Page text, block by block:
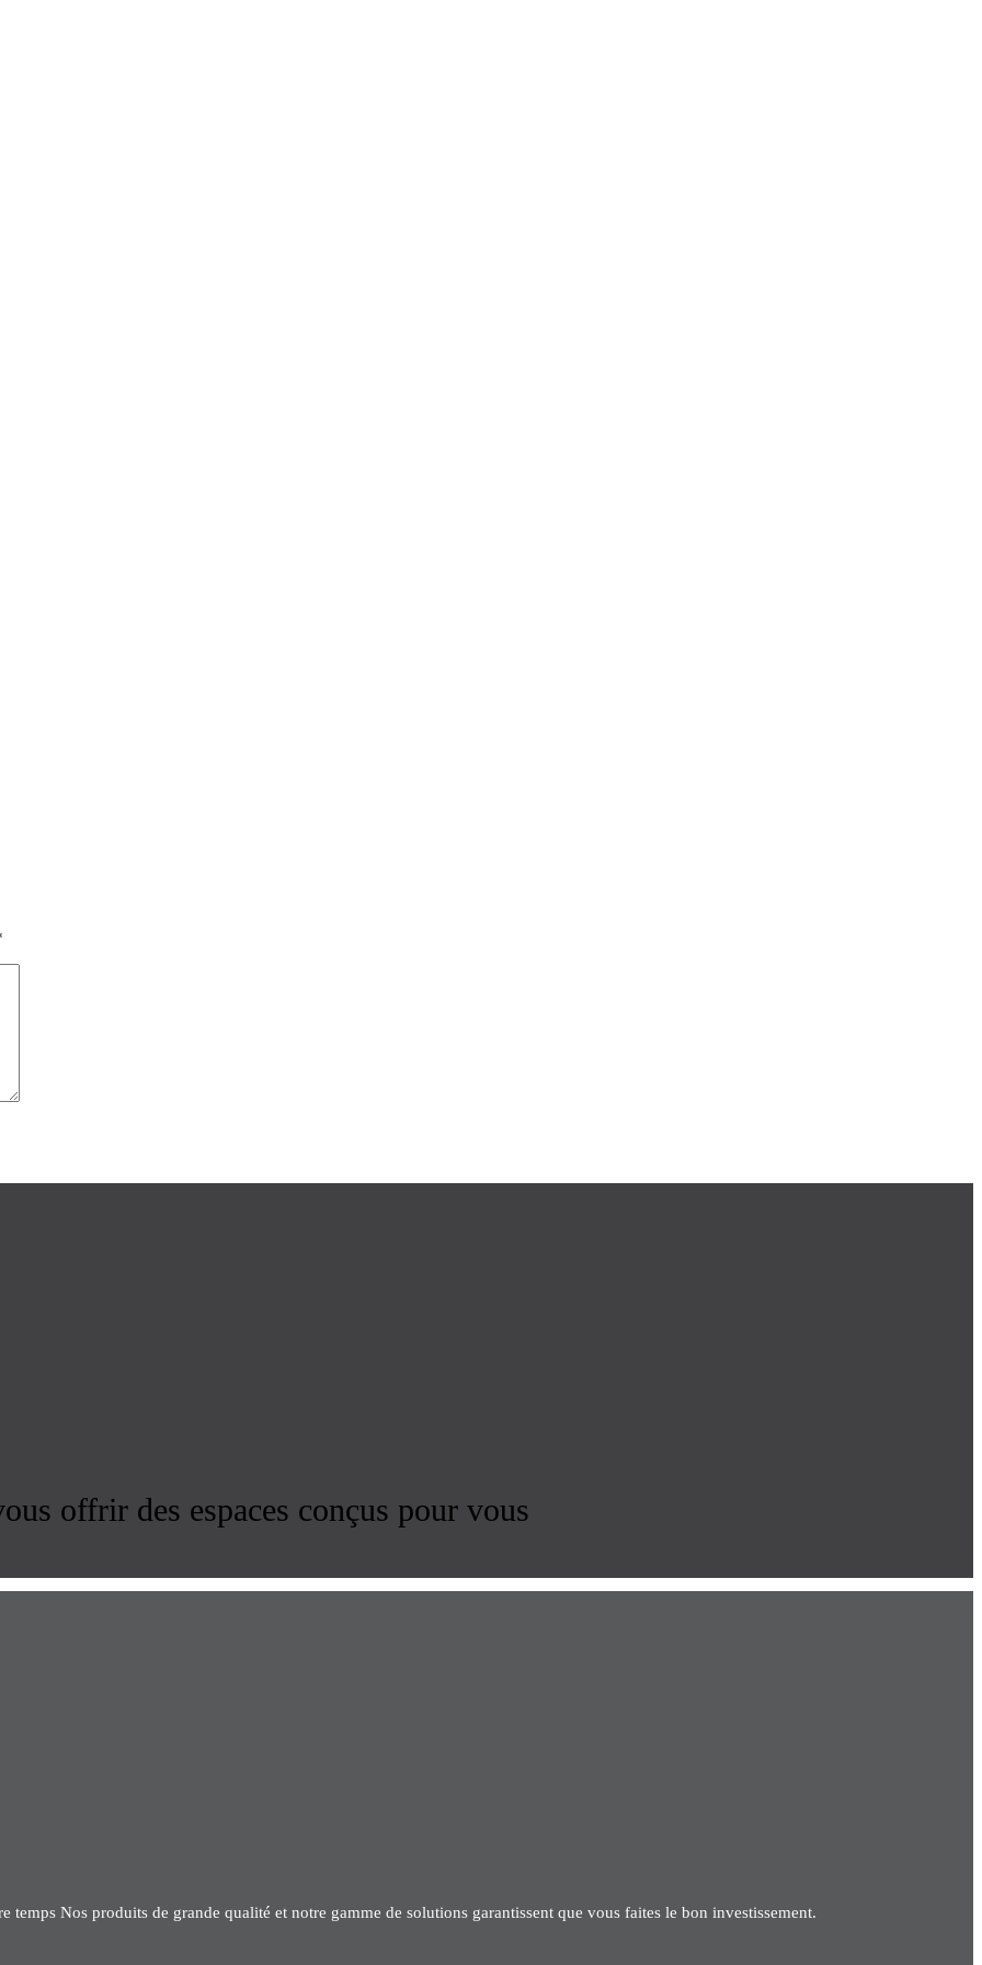
offrir des espaces conçus pour vous
Nos produits de grande qualité et notre gamme de solutions garantissent que vous faites le bon investissement.